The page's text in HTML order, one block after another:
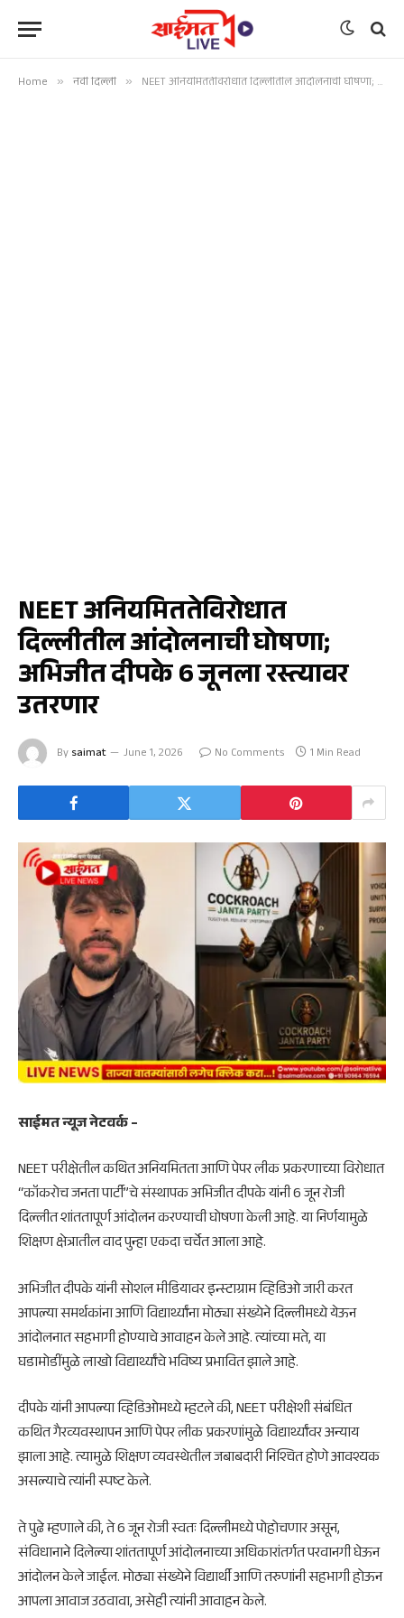
Home » नवी दिल्ली » NEET अनियमिततेविरोधात दिल्लीतील आंदोलनाची घोषणा; अभिजीत दीपके 6 जूनला रस्त्यावर उतरणार
NEET अनियमिततेविरोधात
दिल्लीतील आंदोलनाची घोषणा;
अभिजीत दीपके 6 जूनला रस्त्यावर
उतरणार
By saimat June 1, 2026 No Comments 1 Min Read
साईमत न्यूज नेटवर्क –
NEET परीक्षेतील कथित अनियमितता आणि पेपर लीक प्रकरणाच्या विरोधात
“कॉकरोच जनता पार्टी”चे संस्थापक अभिजीत दीपके यांनी 6 जून रोजी
दिल्लीत शांततापूर्ण आंदोलन करण्याची घोषणा केली आहे. या निर्णयामुळे
शिक्षण क्षेत्रातील वाद पुन्हा एकदा चर्चेत आला आहे.
अभिजीत दीपके यांनी सोशल मीडियावर इन्स्टाग्राम व्हिडिओ जारी करत
आपल्या समर्थकांना आणि विद्यार्थ्यांना मोठ्या संख्येने दिल्लीमध्ये येऊन
आंदोलनात सहभागी होण्याचे आवाहन केले आहे. त्यांच्या मते, या
घडामोडींमुळे लाखो विद्यार्थ्यांचे भविष्य प्रभावित झाले आहे.
दीपके यांनी आपल्या व्हिडिओमध्ये म्हटले की, NEET परीक्षेशी संबंधित
कथित गैरव्यवस्थापन आणि पेपर लीक प्रकरणांमुळे विद्यार्थ्यांवर अन्याय
झाला आहे. त्यामुळे शिक्षण व्यवस्थेतील जबाबदारी निश्चित होणे आवश्यक
असल्याचे त्यांनी स्पष्ट केले.
ते पुढे म्हणाले की, ते 6 जून रोजी स्वतः दिल्लीमध्ये पोहोचणार असून,
संविधानाने दिलेल्या शांततापूर्ण आंदोलनाच्या अधिकारांतर्गत परवानगी घेऊन
आंदोलन केले जाईल. मोठ्या संख्येने विद्यार्थी आणि तरुणांनी सहभागी होऊन
आपला आवाज उठवावा, असेही त्यांनी आवाहन केले.